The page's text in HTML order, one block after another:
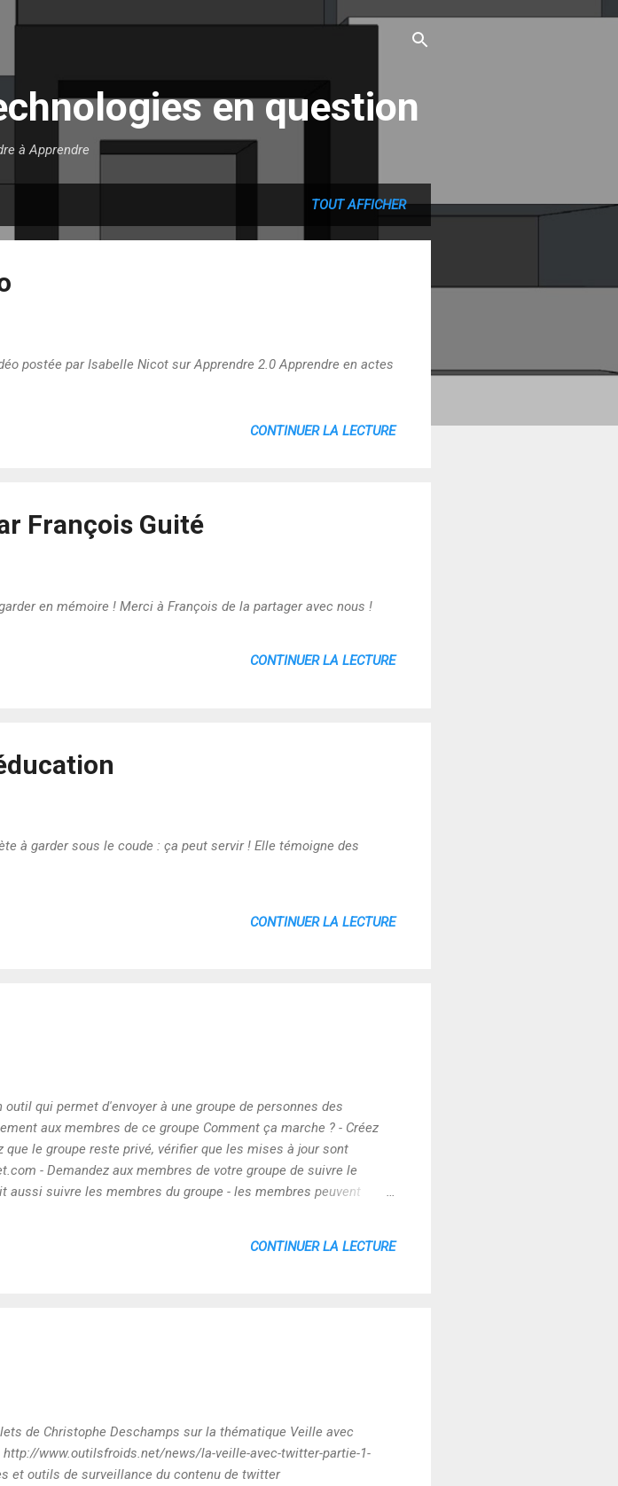
contenu principal
en question
à Apprendre
TOUT AFFICHER
postée par Isabelle Nicot sur Apprendre 2.0 Apprendre en actes
CONTINUER LA LECTURE
François Guité
en mémoire ! Merci à François de la partager avec nous !
CONTINUER LA LECTURE
à garder sous le coude : ça peut servir ! Elle témoigne des
CONTINUER LA LECTURE
qui permet d'envoyer à une groupe de personnes des
aux membres de ce groupe Comment ça marche ? - Créez
le groupe reste privé, vérifier que les mises à jour sont
- Demandez aux membres de votre groupe de suivre le
suivre les membres du groupe - les membres peuvent
CONTINUER LA LECTURE
de Christophe Deschamps sur la thématique Veille avec
www.outilsfroids.net/news/la-veille-avec-twitter-partie-1-
et outils de surveillance du contenu de twitter